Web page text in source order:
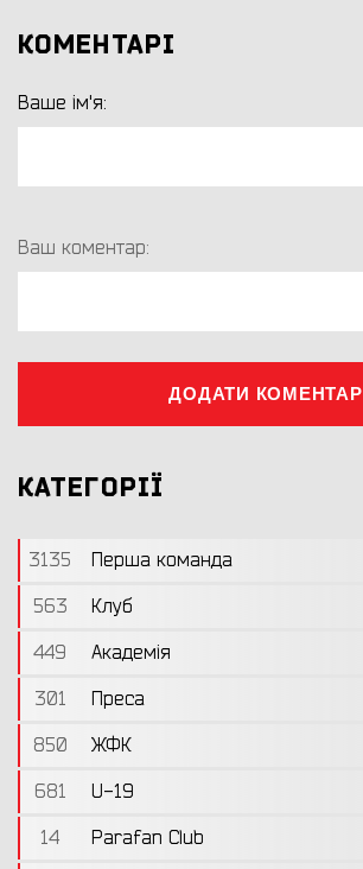
КОМЕНТАРІ
Ваше ім'я:
Ваш коментар:
ДОДАТИ КОМЕНТАР
КАТЕГОРІЇ
3135
Перша команда
563
Клуб
449
Академія
301
Преса
850
ЖФК
681
U-19
14
Parafan Club